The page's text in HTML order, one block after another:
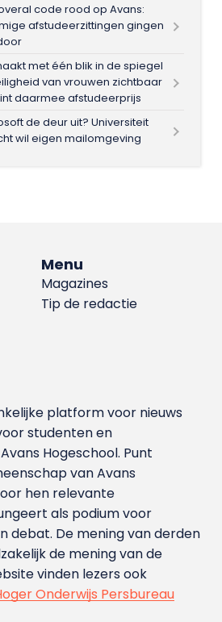
code rood op Avans:
afstudeerzittingen gingen
met één blik in de spiegel
van vrouwen zichtbaar
daarmee afstudeerprijs
de deur uit? Universiteit
wil eigen mailomgeving
Menu
Magazines
Tip de redactie
platform voor nieuws
studenten en
Hoge­school. Punt
van Avans
hen relevante
als podium voor
debat. De mening van derden
de mening van de
vinden lezers ook
Onderwijs Persbureau